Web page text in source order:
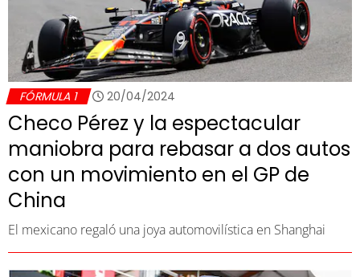
FÓRMULA 1 20/04/2024
Checo Pérez y la espectacular
maniobra para rebasar a dos autos
con un movimiento en el GP de
China
El mexicano regaló una joya automovilística en Shanghai